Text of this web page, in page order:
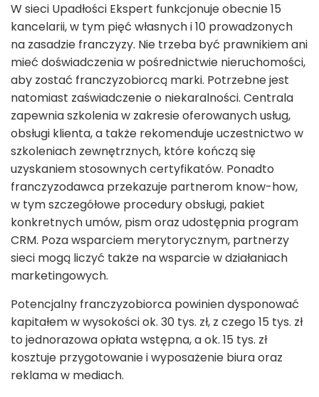
W sieci Upadłości Ekspert funkcjonuje obecnie 15
kancelarii, w tym pięć własnych i 10 prowadzonych
na zasadzie franczyzy. Nie trzeba być prawnikiem ani
mieć doświadczenia w pośrednictwie nieruchomości,
aby zostać franczyzobiorcą marki. Potrzebne jest
natomiast zaświadczenie o niekaralności. Centrala
zapewnia szkolenia w zakresie oferowanych usług,
obsługi klienta, a także rekomenduje uczestnictwo w
szkoleniach zewnętrznych, które kończą się
uzyskaniem stosownych certyfikatów. Ponadto
franczyzodawca przekazuje partnerom know-how,
w tym szczegółowe procedury obsługi, pakiet
konkretnych umów, pism oraz udostępnia program
CRM. Poza wsparciem merytorycznym, partnerzy
sieci mogą liczyć także na wsparcie w działaniach
marketingowych.
Potencjalny franczyzobiorca powinien dysponować
kapitałem w wysokości ok. 30 tys. zł, z czego 15 tys. zł
to jednorazowa opłata wstępna, a ok. 15 tys. zł
kosztuje przygotowanie i wyposażenie biura oraz
reklama w mediach.